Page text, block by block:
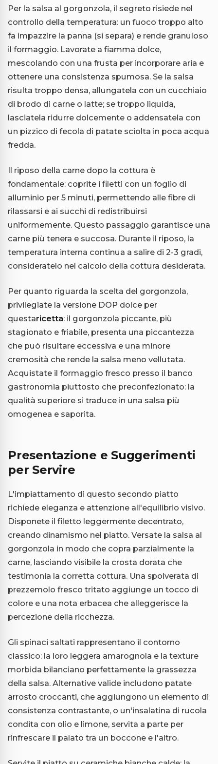
Per la salsa al gorgonzola, il segreto risiede nel
controllo della temperatura: un fuoco troppo alto
fa impazzire la panna (si separa) e rende granuloso
il formaggio. Lavorate a fiamma dolce,
mescolando con una frusta per incorporare aria e
ottenere una consistenza spumosa. Se la salsa
risulta troppo densa, allungatela con un cucchiaio
di brodo di carne o latte; se troppo liquida,
lasciatela ridurre dolcemente o addensatela con
un pizzico di fecola di patate sciolta in poca acqua
fredda.
Il riposo della carne dopo la cottura è
fondamentale: coprite i filetti con un foglio di
alluminio per 5 minuti, permettendo alle fibre di
rilassarsi e ai succhi di redistribuirsi
uniformemente. Questo passaggio garantisce una
carne più tenera e succosa. Durante il riposo, la
temperatura interna continua a salire di 2-3 gradi,
consideratelo nel calcolo della cottura desiderata.
Per quanto riguarda la scelta del gorgonzola,
privilegiate la versione DOP dolce per
questaricetta: il gorgonzola piccante, più
stagionato e friabile, presenta una piccantezza
che può risultare eccessiva e una minore
cremosità che rende la salsa meno vellutata.
Acquistate il formaggio fresco presso il banco
gastronomia piuttosto che preconfezionato: la
qualità superiore si traduce in una salsa più
omogenea e saporita.
Presentazione e Suggerimenti
per Servire
L'impiattamento di questo secondo piatto
richiede eleganza e attenzione all'equilibrio visivo.
Disponete il filetto leggermente decentrato,
creando dinamismo nel piatto. Versate la salsa al
gorgonzola in modo che copra parzialmente la
carne, lasciando visibile la crosta dorata che
testimonia la corretta cottura. Una spolverata di
prezzemolo fresco tritato aggiunge un tocco di
colore e una nota erbacea che alleggerisce la
percezione della ricchezza.
Gli spinaci saltati rappresentano il contorno
classico: la loro leggera amarognola e la texture
morbida bilanciano perfettamente la grassezza
della salsa. Alternative valide includono patate
arrosto croccanti, che aggiungono un elemento di
consistenza contrastante, o un'insalatina di rucola
condita con olio e limone, servita a parte per
rinfrescare il palato tra un boccone e l'altro.